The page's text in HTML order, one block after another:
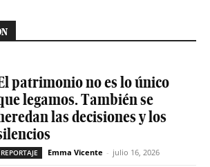
patrimonio no es lo único
legamos. También se
las decisiones y los
REPORTAJE Emma Vicente - julio 16, 2026